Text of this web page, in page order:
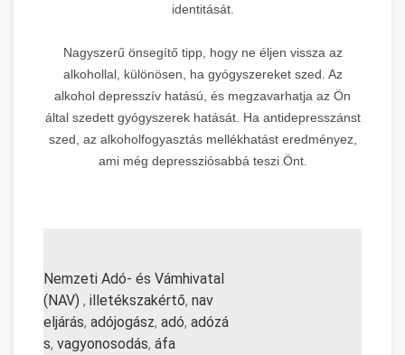
identitását.
Nagyszerű önsegítő tipp, hogy ne éljen vissza az
alkohollal, különösen, ha gyógyszereket szed. Az
alkohol depresszív hatású, és megzavarhatja az Ön
által szedett gyógyszerek hatását. Ha antidepresszánst
szed, az alkoholfogyasztás mellékhatást eredményez,
ami még depressziósabbá teszi Önt.
Nemzeti Adó- és Vámhivatal
(NAV) , illetékszakértő, nav
eljárás, adójogász, adó, adózá
s, vagyonosodás, áfa